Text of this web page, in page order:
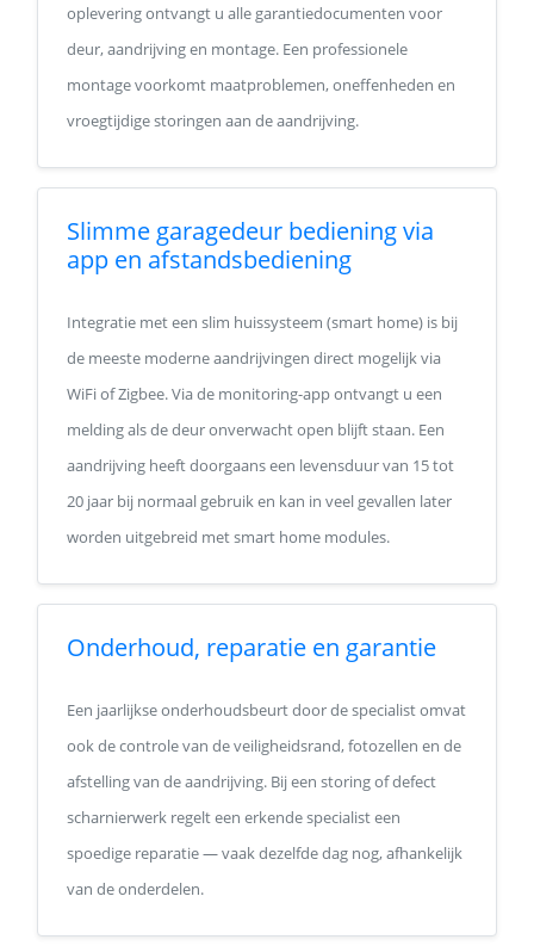
oplevering ontvangt u alle garantiedocumenten voor
deur, aandrijving en montage. Een professionele
montage voorkomt maatproblemen, oneffenheden en
vroegtijdige storingen aan de aandrijving.
Slimme garagedeur bediening via
app en afstandsbediening
Integratie met een slim huissysteem (smart home) is bij
de meeste moderne aandrijvingen direct mogelijk via
WiFi of Zigbee. Via de monitoring-app ontvangt u een
melding als de deur onverwacht open blijft staan. Een
aandrijving heeft doorgaans een levensduur van 15 tot
20 jaar bij normaal gebruik en kan in veel gevallen later
worden uitgebreid met smart home modules.
Onderhoud, reparatie en garantie
Een jaarlijkse onderhoudsbeurt door de specialist omvat
ook de controle van de veiligheidsrand, fotozellen en de
afstelling van de aandrijving. Bij een storing of defect
scharnierwerk regelt een erkende specialist een
spoedige reparatie — vaak dezelfde dag nog, afhankelijk
van de onderdelen.